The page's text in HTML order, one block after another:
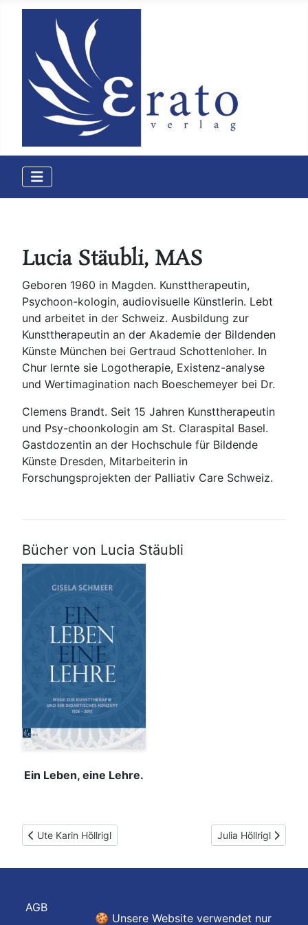
Lucia Stäubli, MAS
Geboren 1960 in Magden. Kunsttherapeutin,
Psychoon-kologin, audiovisuelle Künstlerin. Lebt
und arbeitet in der Schweiz. Ausbildung zur
Kunsttherapeutin an der Akademie der Bildenden
Künste München bei Gertraud Schottenloher. In
Chur lernte sie Logotherapie, Existenz-analyse
und Wertimagination nach Boeschemeyer bei Dr.
Clemens Brandt. Seit 15 Jahren Kunsttherapeutin
und Psy-choonkologin am St. Claraspital Basel.
Gastdozentin an der Hochschule für Bildende
Künste Dresden, Mitarbeiterin in
Forschungsprojekten der Palliativ Care Schweiz.
Bücher von Lucia Stäubli
Ein Leben, eine Lehre.
Vorheriger Beitrag: Ute Karin Höllrigl
Ute Karin Höllrigl Nächster Beitrag:
Julia Höllrigl
AGB
🍪 Unsere Website verwendet nur